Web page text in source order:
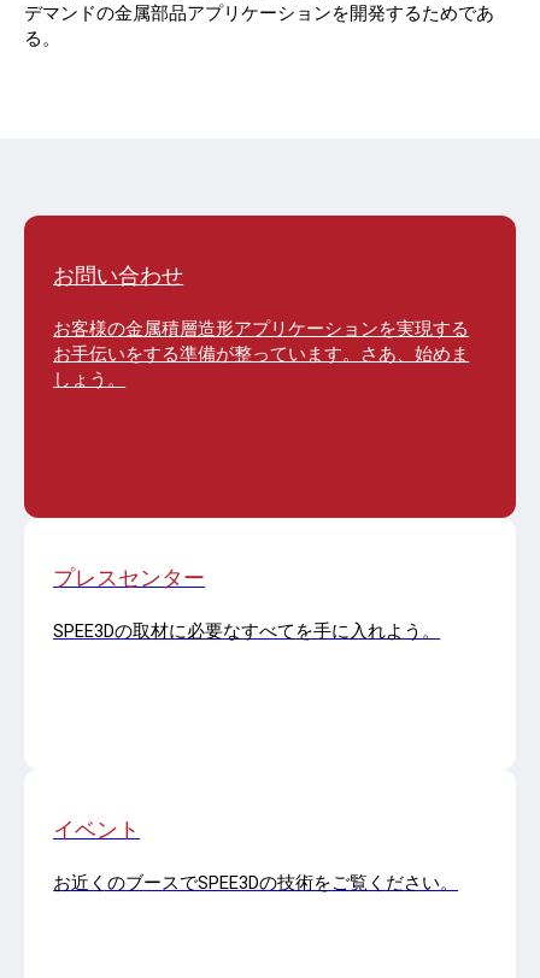
デマンドの金属部品アプリケーションを開発するためであ
る。
お問い合わせ
お客様の金属積層造形アプリケーションを実現する
お手伝いをする準備が整っています。さあ、始めま
しょう。
プレスセンター
SPEE3Dの取材に必要なすべてを手に入れよう。
イベント
お近くのブースでSPEE3Dの技術をご覧ください。